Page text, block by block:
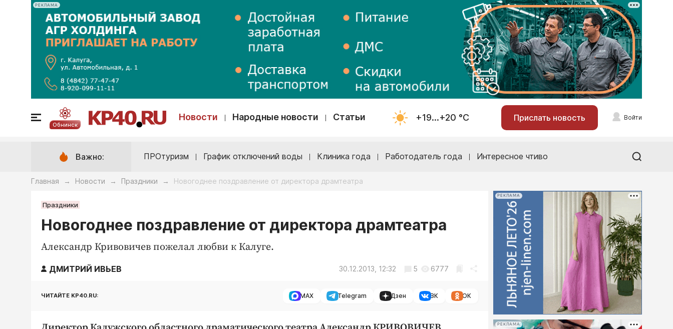
РЕКЛАМА
Обнинск
Новости Народные новости Статьи +19...+20 °С Прислать новость Войти
Важно: ПРОтуризм График отключений воды Клиника года Работодатель года Интересное чтиво
Главная → Новости → Праздники → Новогоднее поздравление от директора драмтеатра
Праздники
Новогоднее поздравление от директора драмтеатра
Александр Кривовичев пожелал любви к Калуге.
ДМИТРИЙ ИВЬЕВ 30.12.2013, 12:32 5 6777
ЧИТАЙТЕ KP40.RU: MAX Telegram Дзен ВК ОК
РЕКЛАМА
РЕКЛАМА